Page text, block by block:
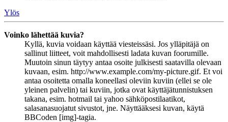
Ylös
Voinko lähettää kuvia?
Kyllä, kuvia voidaan käyttää viesteissäsi. Jos ylläpitäjä on
sallinut liitteet, voit mahdollisesti ladata kuvan foorumille.
Muutoin sinun täytyy antaa osoite julkisesti saatavilla olevaan
kuvaan, esim. http://www.example.com/my-picture.gif. Et voi
antaa osoitetta omalla koneellasi oleviin kuviin (ellei se ole
yleinen palvelin) tai kuviin, jotka ovat käyttäjätunnistuksen
takana, esim. hotmail tai yahoo sähköpostilaatikot,
salasanasuojatut sivustot, jne. Näyttääksesi kuvan, käytä
BBCoden [img]-tagia.